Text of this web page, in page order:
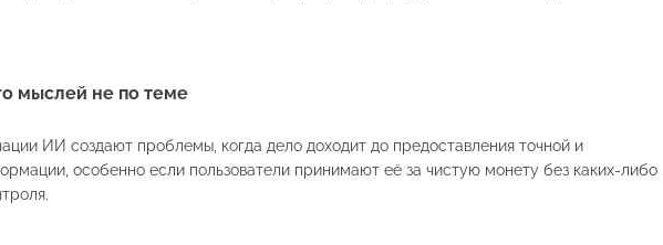
мыслей не по теме
ИИ создают проблемы, когда дело доходит до предоставления точной и
особенно если пользователи принимают её за чистую монету без каких-либо